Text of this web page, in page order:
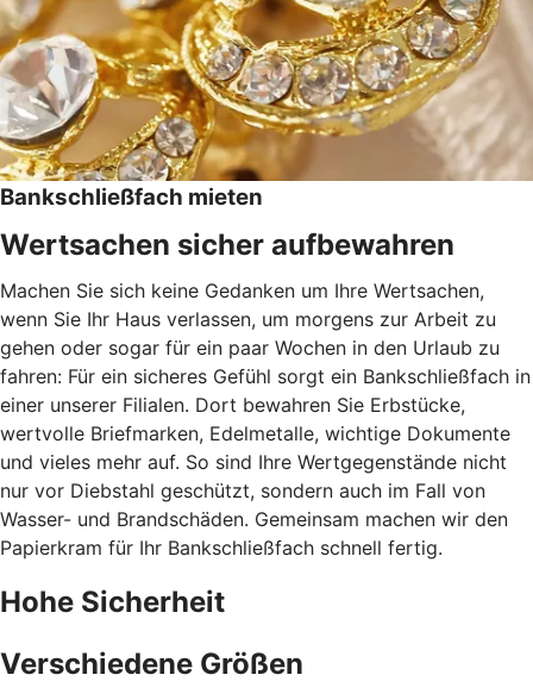
Bankschließfach mieten
Wertsachen sicher aufbewahren
Machen Sie sich keine Gedanken um Ihre Wertsachen,
wenn Sie Ihr Haus verlassen, um morgens zur Arbeit zu
gehen oder sogar für ein paar Wochen in den Urlaub zu
fahren: Für ein sicheres Gefühl sorgt ein Bankschließfach in
einer unserer Filialen. Dort bewahren Sie Erbstücke,
wertvolle Briefmarken, Edelmetalle, wichtige Dokumente
und vieles mehr auf. So sind Ihre Wertgegenstände nicht
nur vor Diebstahl geschützt, sondern auch im Fall von
Wasser- und Brandschäden. Gemeinsam machen wir den
Papierkram für Ihr Bankschließfach schnell fertig.
Hohe Sicherheit
Verschiedene Größen